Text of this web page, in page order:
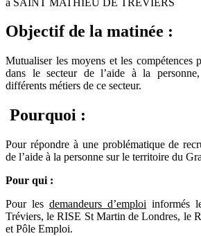
Objectif de la matinée :
Mutualiser les moyens et les compétences
dans le secteur de l’aide à la
différents métiers de ce secteur.
Pourquoi :
Pour répondre à une problématique de
de l’aide à la personne sur le territoire du
Pour qui :
Pour les demandeurs d’emploi informés
Tréviers, le RISE St Martin de Londres, le
et Pôle Emploi.